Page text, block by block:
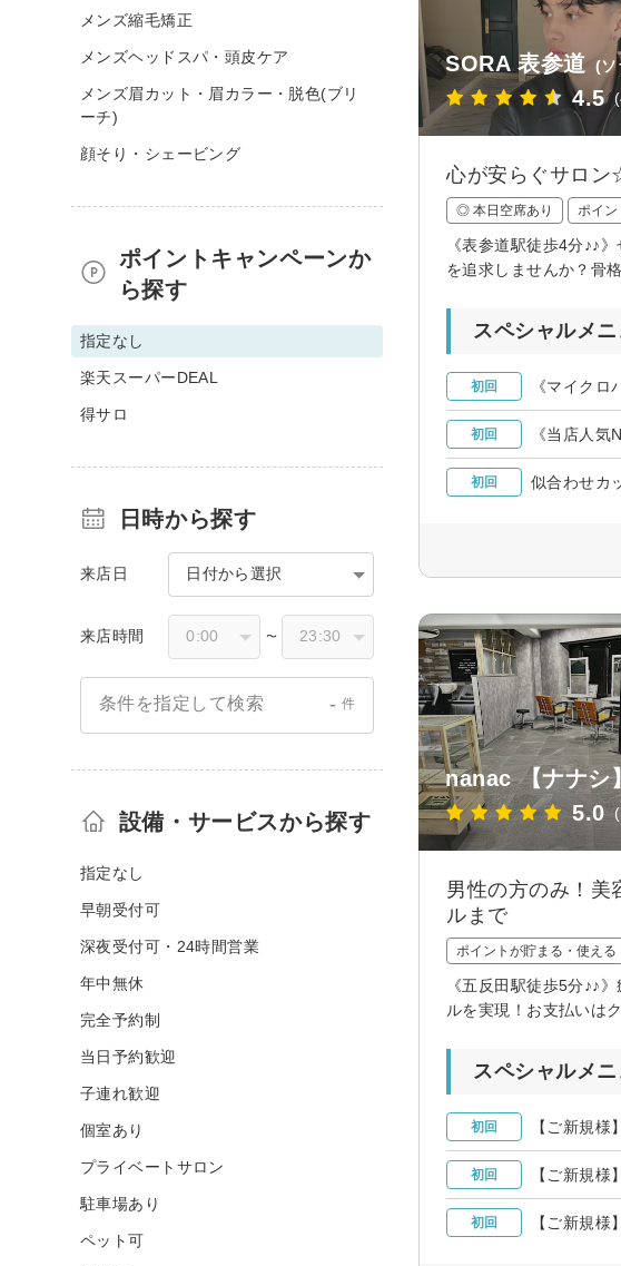
SORA 表参道 (ソ
4.5
心が安らぐサロ
◎ 本日空席あり ポイ
《表参道駅徒歩4分♪♪
を追求しませんか？骨
スペシャルメ
初回 《マイク
初回 《当店人
初回 似合わせカ
nanac 【ナナシ
5.0
男性の方のみ！美
ルまで
ポイントが貯まる・使える
《五反田駅徒歩5分♪♪
ルを実現！お支払いは
スペシャルメ
初回 【ご新規
初回 【ご新規
初回 【ご新規
メンズ縮毛矯正
メンズヘッドスパ・頭皮ケア
メンズ眉カット・眉カラー・脱色(ブリ
ーチ)
顔そり・シェービング
ポイントキャンペーンか
ら探す
指定なし
楽天スーパーDEAL
得サロ
日時から探す
来店日 日付から選択
来店時間 〜
条件を指定して検索 - 件
設備・サービスから探す
指定なし
早朝受付可
深夜受付可・24時間営業
年中無休
完全予約制
当日予約歓迎
子連れ歓迎
個室あり
プライベートサロン
駐車場あり
ペット可